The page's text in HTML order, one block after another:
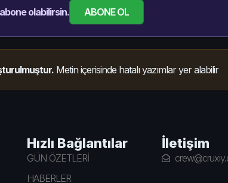
abone olabilirsin. ABONE OL
Metin içerisinde hatalı yazımlar yer alabilir
Hızlı Bağlantılar
GÜN ÖZETLERİ
HABERLER
İletişim